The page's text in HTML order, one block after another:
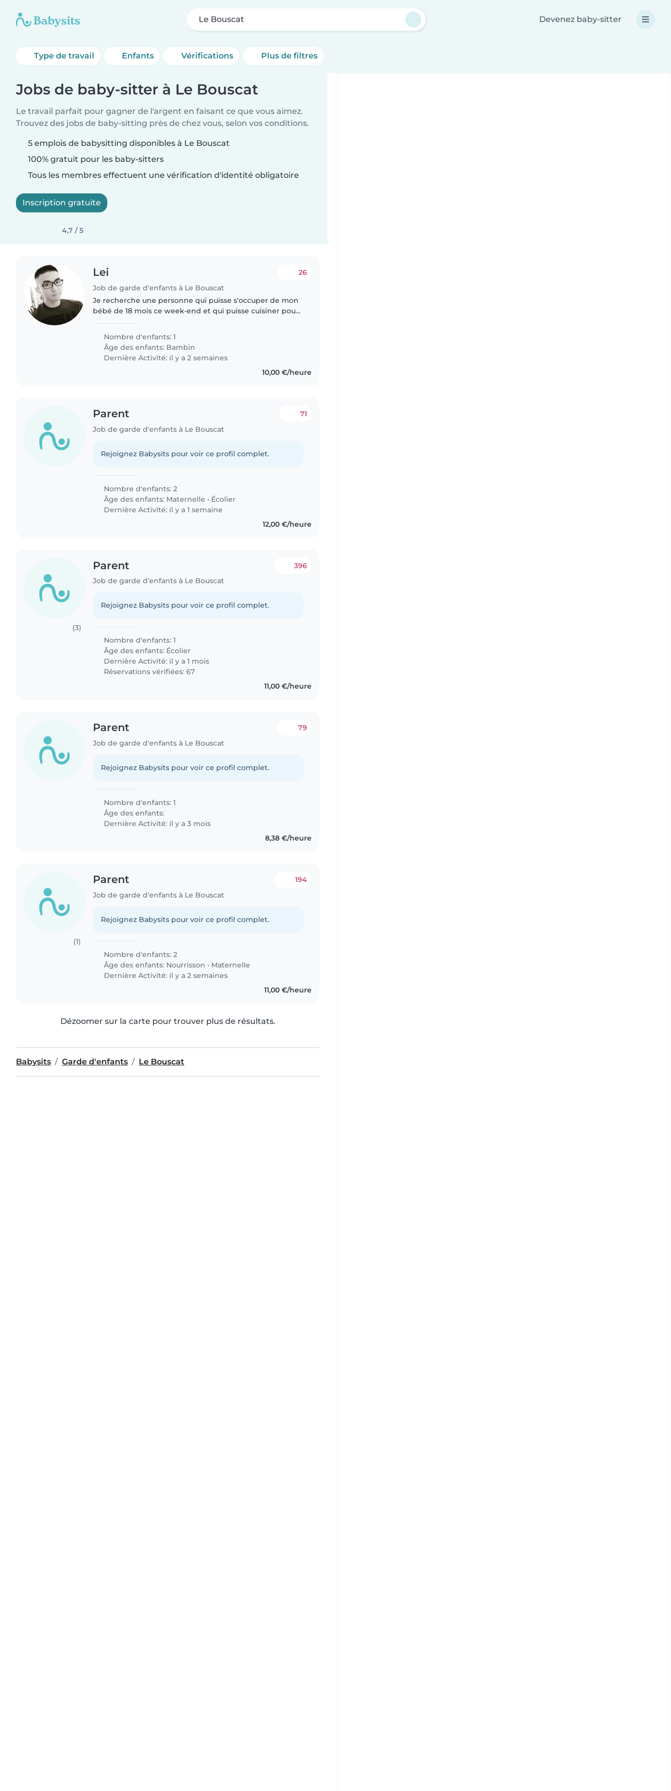
Le Bouscat Devenez baby-sitter
Type de travail Enfants Vérifications Plus de filtres
Jobs de baby-sitter à Le Bouscat
Le travail parfait pour gagner de l'argent en faisant ce que vous aimez.
Trouvez des jobs de baby-sitting près de chez vous, selon vos conditions.
5 emplois de babysitting disponibles à Le Bouscat
100% gratuit pour les baby-sitters
Tous les membres effectuent une vérification d'identité obligatoire
Inscription gratuite
4,7 / 5
Lei
Job de garde d'enfants à Le Bouscat
26
Je recherche une personne qui puisse s'occuper de mon
bébé de 18 mois ce week-end et qui puisse cuisiner pour
Nombre d'enfants: 1
Âge des enfants: Bambin
Dernière Activité: il y a 2 semaines
10,00 €/heure
Parent
Job de garde d'enfants à Le Bouscat
71
Rejoignez Babysits pour voir ce profil complet.
Nombre d'enfants: 2
Âge des enfants: Maternelle • Écolier
Dernière Activité: il y a 1 semaine
12,00 €/heure
(3)
Parent
Job de garde d'enfants à Le Bouscat
396
Rejoignez Babysits pour voir ce profil complet.
Nombre d'enfants: 1
Âge des enfants: Écolier
Dernière Activité: il y a 1 mois
Réservations vérifiées: 67
11,00 €/heure
Parent
Job de garde d'enfants à Le Bouscat
79
Rejoignez Babysits pour voir ce profil complet.
Nombre d'enfants: 1
Âge des enfants:
Dernière Activité: il y a 3 mois
8,38 €/heure
(1)
Parent
Job de garde d'enfants à Le Bouscat
194
Rejoignez Babysits pour voir ce profil complet.
Nombre d'enfants: 2
Âge des enfants: Nourrisson • Maternelle
Dernière Activité: il y a 2 semaines
11,00 €/heure
Dézoomer sur la carte pour trouver plus de résultats.
Babysits Garde d'enfants Le Bouscat